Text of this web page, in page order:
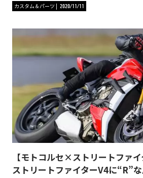
カスタム＆パーツ
2020/11/11
【モトコルセ×ストリートファ
ストリートファイターV4に“R”